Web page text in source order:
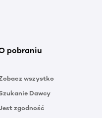
pobraniu
wszystko
Dawcy
zgodność